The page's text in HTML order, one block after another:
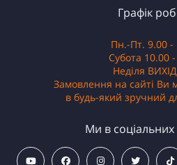
Графік
Пн.-Пт. 9.00 -
Субота 10.00
Неділя
Замовлення на сайті Ви
в будь-який зручний
Ми в